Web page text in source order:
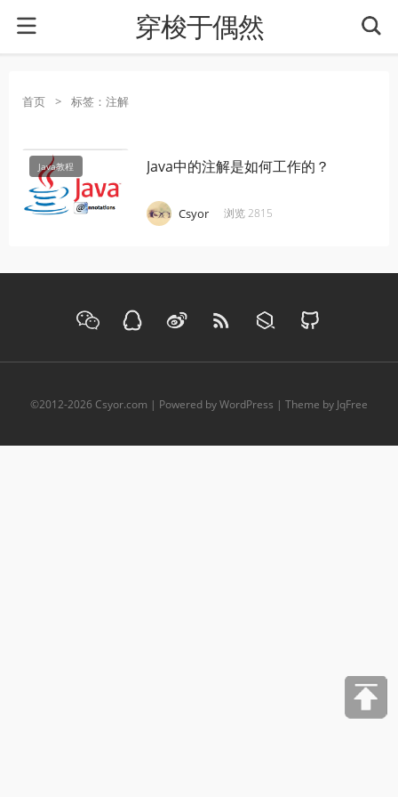
穿梭于偶然
首页 > 标签：注解
Java教程 Java中的注解是如何工作的？
Csyor 浏览 2815
©2012-2026 Csyor.com | Powered by WordPress | Theme by JqFree